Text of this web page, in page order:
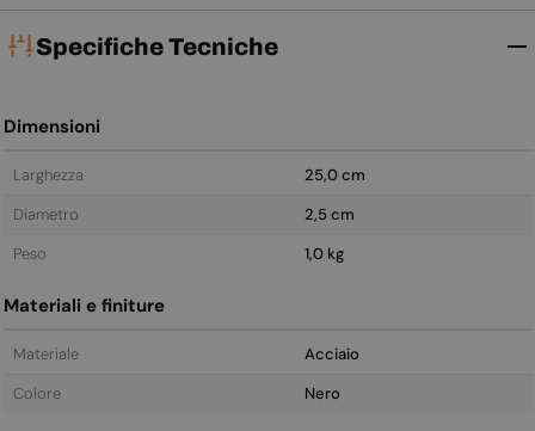
Specifiche Tecniche
Dimensioni
Larghezza
25,0 cm
Diametro
2,5 cm
Peso
1,0 kg
Materiali e finiture
Materiale
Acciaio
Colore
Nero